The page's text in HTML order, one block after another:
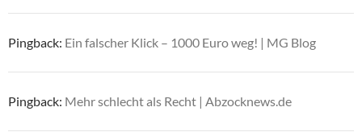
Pingback: Ein falscher Klick – 1000 Euro weg! | MG Blog
Pingback: Mehr schlecht als Recht | Abzocknews.de